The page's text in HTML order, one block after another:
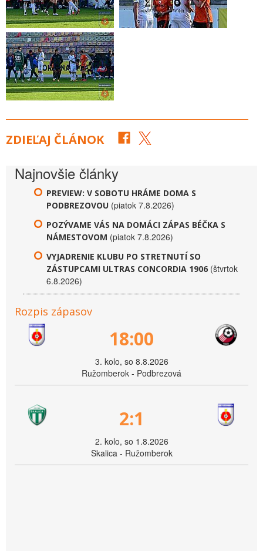
ZDIEĽAJ ČLÁNOK
Najnovšie články
PREVIEW: V SOBOTU HRÁME DOMA S
PODBREZOVOU (piatok 7.8.2026)
POZÝVAME VÁS NA DOMÁCI ZÁPAS BÉČKA S
NÁMESTOVOM (piatok 7.8.2026)
VYJADRENIE KLUBU PO STRETNUTÍ SO
ZÁSTUPCAMI ULTRAS CONCORDIA 1906 (štvrtok
6.8.2026)
Rozpis zápasov
18:00
3. kolo, so 8.8.2026
Ružomberok - Podbrezová
2:1
2. kolo, so 1.8.2026
Skalica - Ružomberok